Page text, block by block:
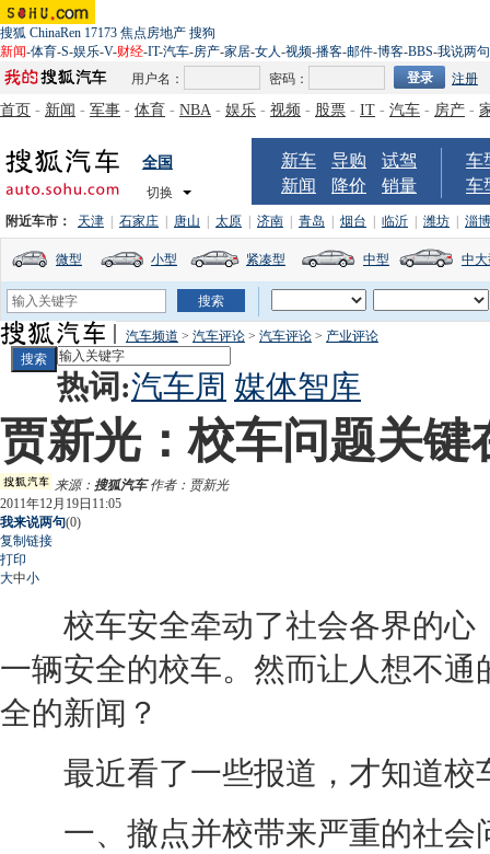
搜狐 ChinaRen 17173 焦点房地产 搜狗
新闻-体育-S-娱乐-V-财经-IT-汽车-房产-家居-女人-视频-播客-邮件-博客-BBS-我说两句
用户名：
密码： 注册
首页 - 新闻 - 军事 - 体育 - NBA - 娱乐 - 视频 - 股票 - IT - 汽车 - 房产 -
全国
切换
新车 导购
试驾
新闻
降价 销量
车
车
附近车市： 天津 石家庄 唐山 太原 济南 青岛 烟台 临沂 潍坊 淄博
微型 小型 紧凑型 中型 中
汽车频道 > 汽车评论 > 汽车评论 > 产业评论
热词:汽车周 媒体智库
贾新光：校车问题关
来源： 搜狐汽车作者：贾新光
2011年12月19日11:05
我来说两句(0)
复制链接
打印
大中小
校车安全牵动了社会各界的心
一辆安全的校车。然而让人想不
全的新闻？
最近看了一些报道，才知道校
一、撤点并校带来严重的社会